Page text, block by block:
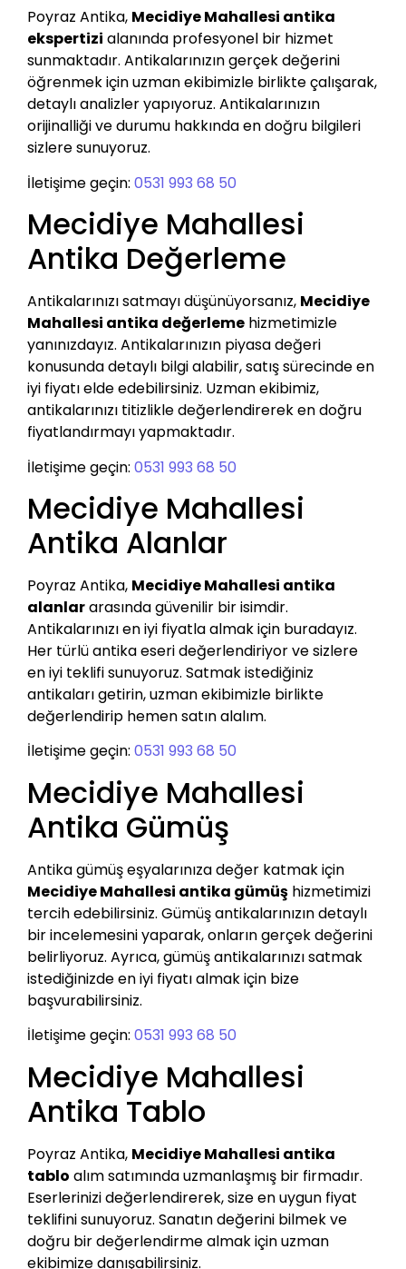
Poyraz Antika, Mecidiye Mahallesi antika
ekspertizi alanında profesyonel bir hizmet
sunmaktadır. Antikalarınızın gerçek değerini
öğrenmek için uzman ekibimizle birlikte çalışarak,
detaylı analizler yapıyoruz. Antikalarınızın
orijinalliği ve durumu hakkında en doğru bilgileri
sizlere sunuyoruz.
İletişime geçin: 0531 993 68 50
Mecidiye Mahallesi
Antika Değerleme
Antikalarınızı satmayı düşünüyorsanız, Mecidiye
Mahallesi antika değerleme hizmetimizle
yanınızdayız. Antikalarınızın piyasa değeri
konusunda detaylı bilgi alabilir, satış sürecinde en
iyi fiyatı elde edebilirsiniz. Uzman ekibimiz,
antikalarınızı titizlikle değerlendirerek en doğru
fiyatlandırmayı yapmaktadır.
İletişime geçin: 0531 993 68 50
Mecidiye Mahallesi
Antika Alanlar
Poyraz Antika, Mecidiye Mahallesi antika
alanlararasında güvenilir bir isimdir.
Antikalarınızı en iyi fiyatla almak için buradayız.
Her türlü antika eseri değerlendiriyor ve sizlere
en iyi teklifi sunuyoruz. Satmak istediğiniz
antikaları getirin, uzman ekibimizle birlikte
değerlendirip hemen satın alalım.
İletişime geçin: 0531 993 68 50
Mecidiye Mahallesi
Antika Gümüş
Antika gümüş eşyalarınıza değer katmak için
Mecidiye Mahallesi antika gümüş hizmetimizi
tercih edebilirsiniz. Gümüş antikalarınızın detaylı
bir incelemesini yaparak, onların gerçek değerini
belirliyoruz. Ayrıca, gümüş antikalarınızı satmak
istediğinizde en iyi fiyatı almak için bize
başvurabilirsiniz.
İletişime geçin: 0531 993 68 50
Mecidiye Mahallesi
Antika Tablo
Poyraz Antika, Mecidiye Mahallesi antika
tablo alım satımında uzmanlaşmış bir firmadır.
Eserlerinizi değerlendirerek, size en uygun fiyat
teklifini sunuyoruz. Sanatın değerini bilmek ve
doğru bir değerlendirme almak için uzman
ekibimize danışabilirsiniz.